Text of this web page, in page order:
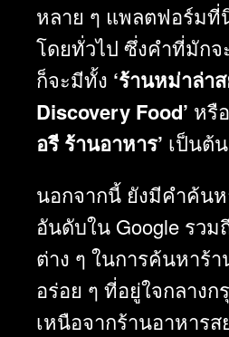
หลาย ๆ แพลตฟอร์มที่
โดยทั่วไป ซึ่งคำที่มัก
ก็จะมีทั้ง ‘ร้านหม่าล่า
Discovery Food’ หรือ
อรี ร้านอาหาร’ เป็นต้น
นอกจากนี้ ยังมีคำค้น
อันดับใน Google รว
ต่าง ๆ ในการค้นหาร้
อร่อย ๆ ที่อยู่ใจกลางก
เหนือจากร้านอาหาร